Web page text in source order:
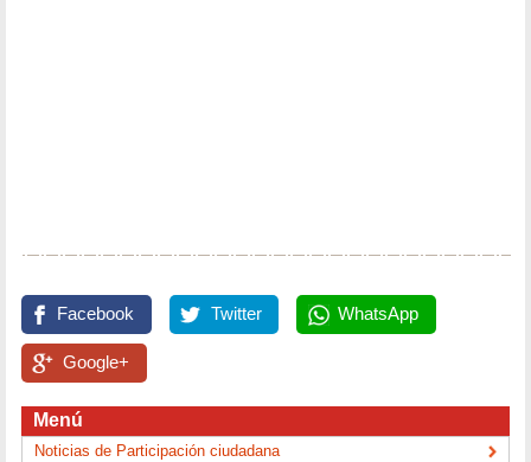
Facebook Twitter WhatsApp
Google+
Menú
Noticias de Participación ciudadana